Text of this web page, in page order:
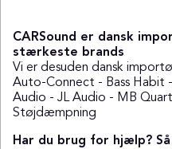
CARSound er dansk
stærkeste brands
Vi er desuden dansk
Auto-Connect - Bass Habit -
Audio - JL Audio - MB Quart
Støjdæmpning
Har du brug for hjælp?